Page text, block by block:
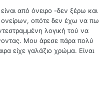
από όνειρο -δεν ξέρω και
ονείρων, οπότε δεν έχω να πω
λογική τού να
Μου άρεσε πάρα πολύ
είχε γαλάζιο χρώμα. Είναι